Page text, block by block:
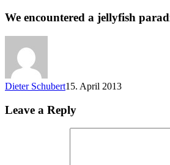
a
jellyfish
We encountered a jellyfish
Dieter Schubert15. April 2013
Leave a Reply